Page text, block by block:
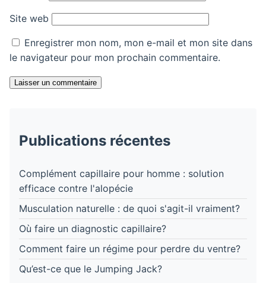
Site web
Enregistrer mon nom, mon e-mail et mon site dans
le navigateur pour mon prochain commentaire.
Laisser un commentaire
Publications récentes
Complément capillaire pour homme : solution
efficace contre l'alopécie
Musculation naturelle : de quoi s'agit-il vraiment?
Où faire un diagnostic capillaire?
Comment faire un régime pour perdre du ventre?
Qu’est-ce que le Jumping Jack?